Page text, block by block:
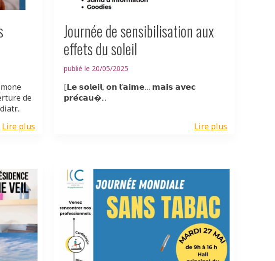
de
Lire plus
Journée de sensibilisation aux
effets du soleil
publié le 20/05/2025
[𝗟𝗲 𝘀𝗼𝗹𝗲𝗶𝗹, 𝗼𝗻 𝗹’𝗮𝗶𝗺𝗲… 𝗺𝗮𝗶𝘀 𝗮𝘃𝗲𝗰
𝗽𝗿𝗲́𝗰𝗮𝘂�...
Lire plus